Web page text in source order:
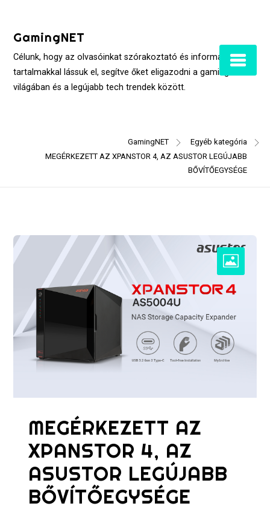
contentGamingNET
Célunk, hogy az olvasóinkat szórakoztató és informatív
tartalmakkal lássuk el, segítve őket eligazodni a gaming
világában és a legújabb tech trendek között.
GamingNET
Egyéb kategória
MEGÉRKEZETT AZ XPANSTOR 4, AZ ASUSTOR LEGÚJABB
BŐVÍTŐEGYSÉGE
MEGÉRKEZETT AZ
XPANSTOR 4, AZ
ASUSTOR LEGÚJABB
BŐVÍTŐEGYSÉGE